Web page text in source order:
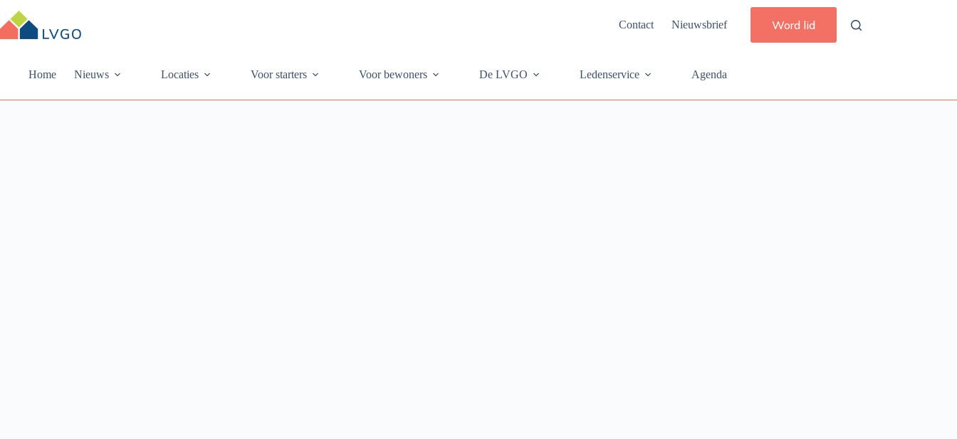
naar
de
Contact Nieuwsbrief Word lid
Home Nieuws Locaties Voor starters Voor bewoners De LVGO Ledenservice Agenda